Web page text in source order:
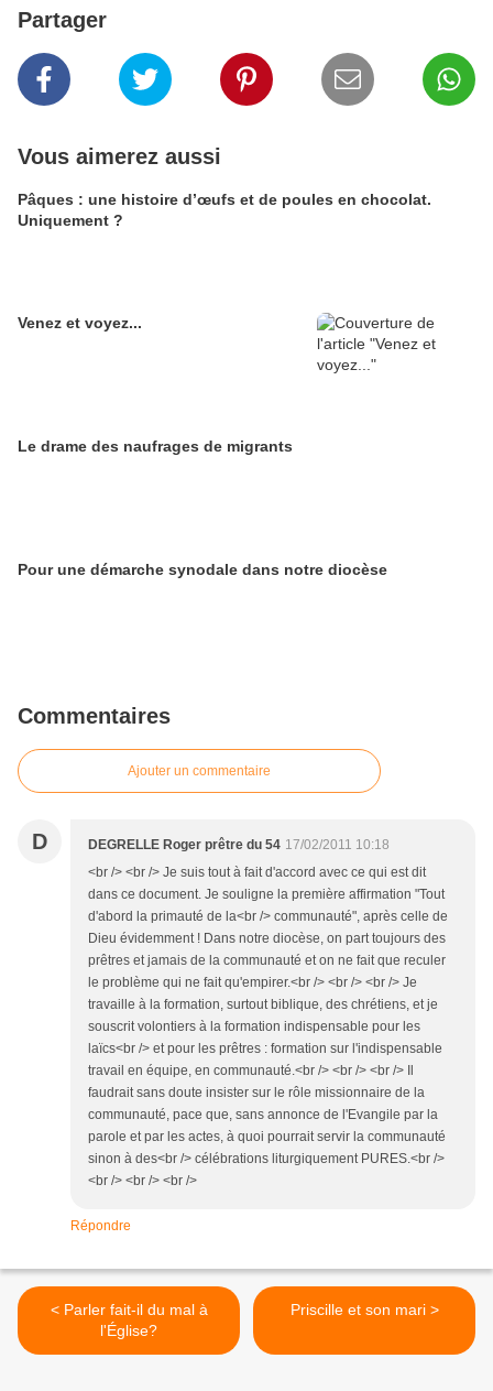
Partager
Vous aimerez aussi
Pâques : une histoire d’œufs et de poules en chocolat.
Uniquement ?
Venez et voyez...
Le drame des naufrages de migrants
Pour une démarche synodale dans notre diocèse
Commentaires
Ajouter un commentaire
D DEGRELLE Roger prêtre du 54 17/02/2011 10:18
<br /> <br /> Je suis tout à fait d'accord avec ce qui est dit
dans ce document. Je souligne la première affirmation "Tout
d'abord la primauté de la<br /> communauté", après celle de
Dieu évidemment ! Dans notre diocèse, on part toujours des
prêtres et jamais de la communauté et on ne fait que reculer
le problème qui ne fait qu'empirer.<br /> <br /> <br /> Je
travaille à la formation, surtout biblique, des chrétiens, et je
souscrit volontiers à la formation indispensable pour les
laïcs<br /> et pour les prêtres : formation sur l'indispensable
travail en équipe, en communauté.<br /> <br /> <br /> Il
faudrait sans doute insister sur le rôle missionnaire de la
communauté, pace que, sans annonce de l'Evangile par la
parole et par les actes, à quoi pourrait servir la communauté
sinon à des<br /> célébrations liturgiquement PURES.<br />
<br /> <br /> <br />
Répondre
< Parler fait-il du mal à
l'Église?
Priscille et son mari >